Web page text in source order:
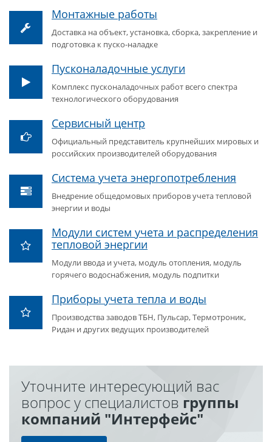
Монтажные работы
Доставка на объект, установка, сборка, закрепление и
подготовка к пуско-наладке
Пусконаладочные услуги
Комплекс пусконаладочных работ всего спектра
технологического оборудования
Сервисный центр
Официальный представитель крупнейших мировых и
российских производителей оборудования
Система учета энергопотребления
Внедрение общедомовых приборов учета тепловой
энергии и воды
Модули систем учета и распределения
тепловой энергии
Модули ввода и учета, модуль отопления, модуль
горячего водоснабжения, модуль подпитки
Приборы учета тепла и воды
Производства заводов ТБН, Пульсар, Термотроник,
Ридан и других ведущих производителей
Уточните интересующий вас
вопрос у специалистов группы
компаний "Интерфейс"